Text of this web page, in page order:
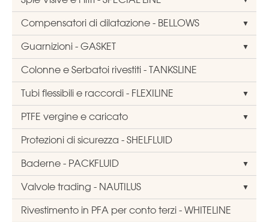
Compensatori di dilatazione - BELLOWS
Guarnizioni - GASKET
Colonne e Serbatoi rivestiti - TANKSLINE
Tubi flessibili e raccordi - FLEXILINE
PTFE vergine e caricato
Protezioni di sicurezza - SHELFLUID
Baderne - PACKFLUID
Valvole trading - NAUTILUS
Rivestimento in PFA per conto terzi - WHITELINE